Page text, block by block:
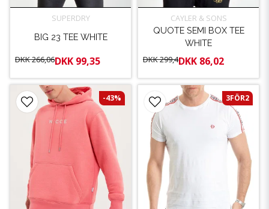
SUPERDRY
BIG 23 TEE WHITE
DKK 266,06DKK 99,35
CAYLER & SONS
QUOTE SEMI BOX TEE
WHITE
DKK 299,4DKK 86,02
-43% 3FÖR2